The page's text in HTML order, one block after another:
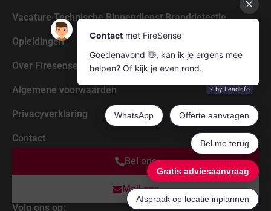
Vacature Technische Binnendienst Branddetectie
Opleidingen
Over Firesense
Algemene voorwaarden
Privacyverklaring
Contact
Bel ons
Mail ons
Volg ons op: